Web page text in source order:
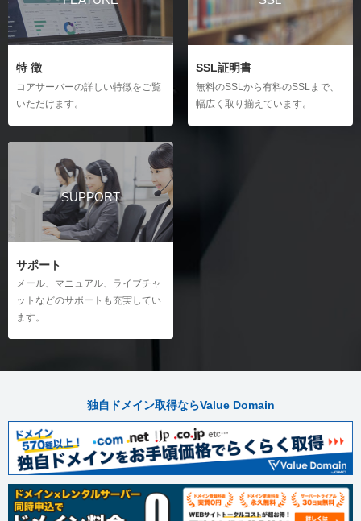
特 徴
コアサーバーの詳しい特徴をご覧
いただけます。
SSL証明書
無料のSSLから有料のSSLまで、
幅広く取り揃えています。
SUPPORT
サポート
メール、マニュアル、ライブチャ
ットなどのサポートも充実してい
ます。
独自ドメイン取得ならValue Domain